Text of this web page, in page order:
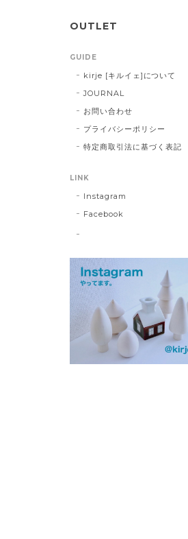
OUTLET
GUIDE
kirje [キルイェ]について
JOURNAL
お問い合わせ
プライバシーポリシー
特定商取引法に基づく表記
LINK
Instagram
Facebook